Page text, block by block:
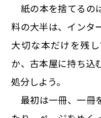
紙の本を捨てるの
料の大半は、インタ
大切な本だけを残
か、古本屋に持ち込
処分しよう。
最初は一冊、一冊